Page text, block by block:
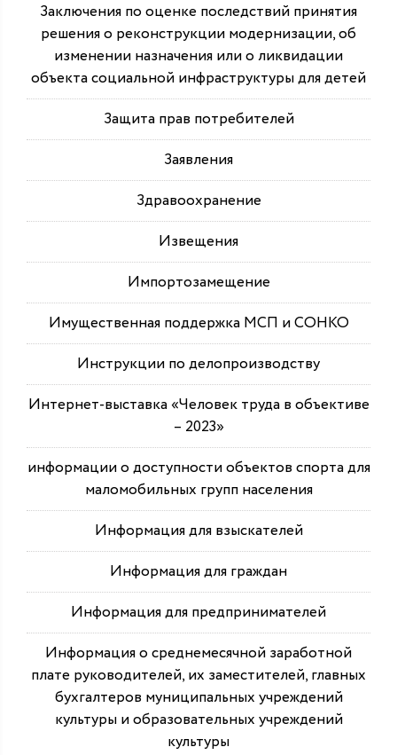
Заключения по оценке последствий принятия
решения о реконструкции модернизации, об
изменении назначения или о ликвидации
объекта социальной инфраструктуры для детей
Защита прав потребителей
Заявления
Здравоохранение
Извещения
Импортозамещение
Имущественная поддержка МСП и СОНКО
Инструкции по делопроизводству
Интернет-выставка «Человек труда в объективе
– 2023»
информации о доступности объектов спорта для
маломобильных групп населения
Информация для взыскателей
Информация для граждан
Информация для предпринимателей
Информация о среднемесячной заработной
плате руководителей, их заместителей, главных
бухгалтеров муниципальных учреждений
культуры и образовательных учреждений
культуры